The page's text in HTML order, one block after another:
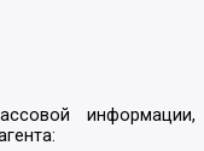
информации,